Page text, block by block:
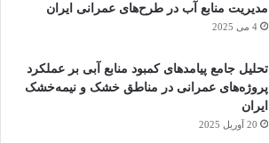
مدیریت منابع آب در طرح‌های عمرانی ایران
4 می 2025
تحلیل جامع پیامدهای کمبود منابع آبی بر عملکرد
پروژه‌های عمرانی در مناطق خشک و نیمه‌خشک
ایران
20 آوریل 2025